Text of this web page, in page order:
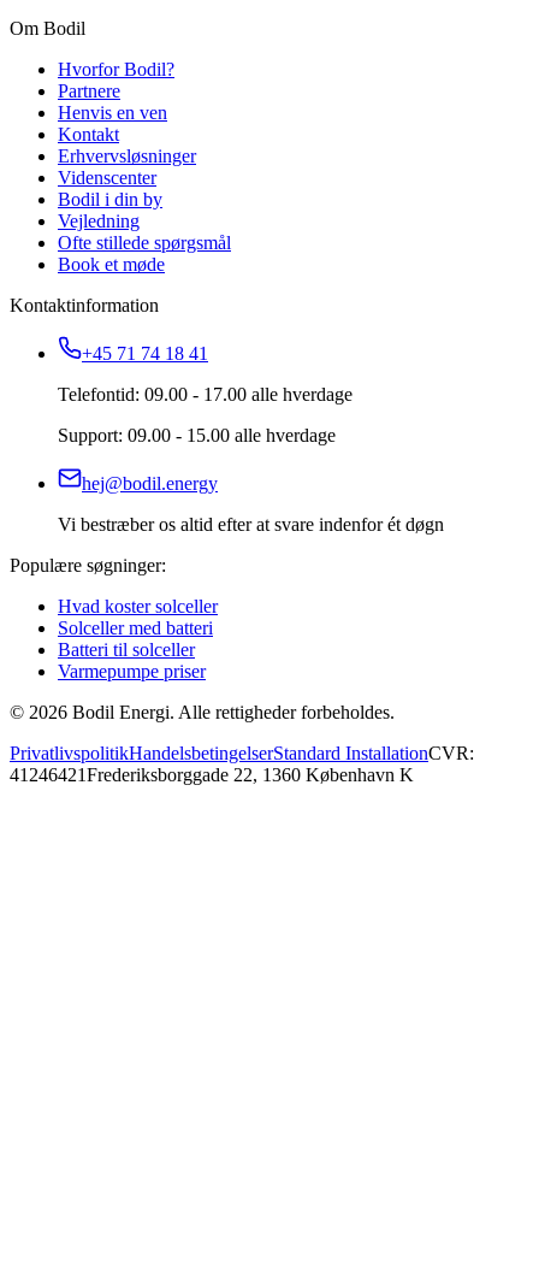
Om Bodil
Hvorfor Bodil?
Partnere
Henvis en ven
Kontakt
Erhvervsløsninger
Videnscenter
Bodil i din by
Vejledning
Ofte stillede spørgsmål
Book et møde
Kontaktinformation
+45 71 74 18 41
Telefontid: 09.00 - 17.00 alle hverdage
Support: 09.00 - 15.00 alle hverdage
hej@bodil.energy
Vi bestræber os altid efter at svare indenfor ét døgn
Populære søgninger:
Hvad koster solceller
Solceller med batteri
Batteri til solceller
Varmepumpe priser
© 2026 Bodil Energi. Alle rettigheder forbeholdes.
PrivatlivspolitikHandelsbetingelserStandard InstallationCVR:
41246421Frederiksborggade 22, 1360 København K